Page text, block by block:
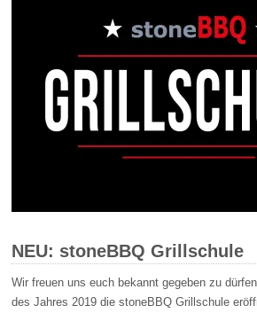
NEU: stoneBBQ Grillschule
Wir freuen uns euch bekannt gegeben zu
des Jahres 2019 die stoneBBQ Grillschule